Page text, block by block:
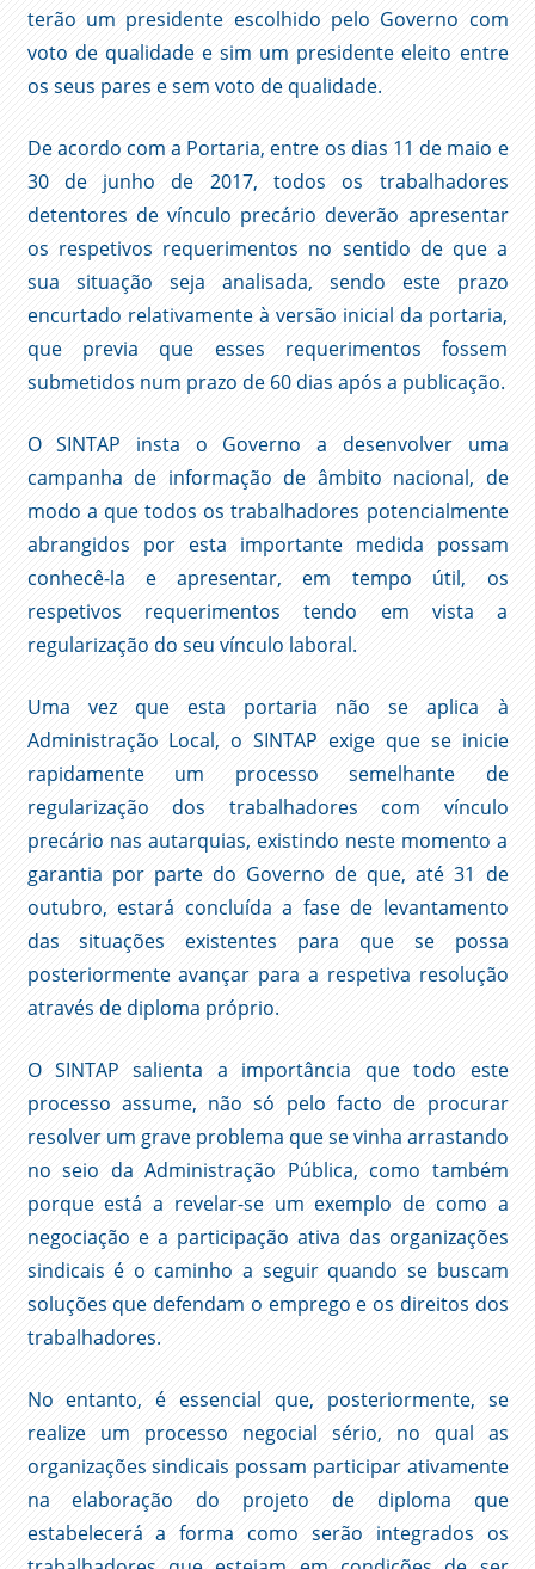
terão um presidente escolhido pelo Governo com
voto de qualidade e sim um presidente eleito entre
os seus pares e sem voto de qualidade.
De acordo com a Portaria, entre os dias 11 de maio e
30 de junho de 2017, todos os trabalhadores
detentores de vínculo precário deverão apresentar
os respetivos requerimentos no sentido de que a
sua situação seja analisada, sendo este prazo
encurtado relativamente à versão inicial da portaria,
que previa que esses requerimentos fossem
submetidos num prazo de 60 dias após a publicação.
O SINTAP insta o Governo a desenvolver uma
campanha de informação de âmbito nacional, de
modo a que todos os trabalhadores potencialmente
abrangidos por esta importante medida possam
conhecê-la e apresentar, em tempo útil, os
respetivos requerimentos tendo em vista a
regularização do seu vínculo laboral.
Uma vez que esta portaria não se aplica à
Administração Local, o SINTAP exige que se inicie
rapidamente um processo semelhante de
regularização dos trabalhadores com vínculo
precário nas autarquias, existindo neste momento a
garantia por parte do Governo de que, até 31 de
outubro, estará concluída a fase de levantamento
das situações existentes para que se possa
posteriormente avançar para a respetiva resolução
através de diploma próprio.
O SINTAP salienta a importância que todo este
processo assume, não só pelo facto de procurar
resolver um grave problema que se vinha arrastando
no seio da Administração Pública, como também
porque está a revelar-se um exemplo de como a
negociação e a participação ativa das organizações
sindicais é o caminho a seguir quando se buscam
soluções que defendam o emprego e os direitos dos
trabalhadores.
No entanto, é essencial que, posteriormente, se
realize um processo negocial sério, no qual as
organizações sindicais possam participar ativamente
na elaboração do projeto de diploma que
estabelecerá a forma como serão integrados os